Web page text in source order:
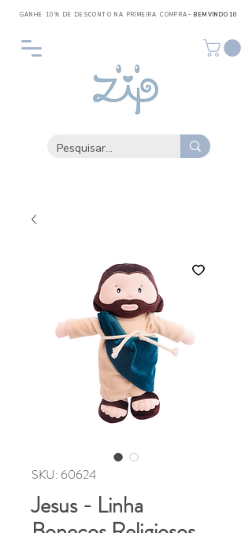
GANHE 10% DE DESCONTO NA PRIMEIRA COMPRA - BEMVINDO10
SKU: 60624
Jesus - Linha